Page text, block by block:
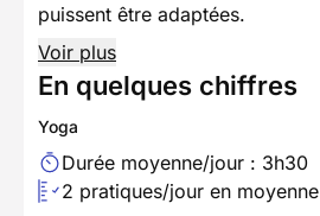
puissent être adaptées.
Voir plus
En quelques chiffres
Yoga
Durée moyenne/jour : 3h30
2 pratiques/jour en moyenne